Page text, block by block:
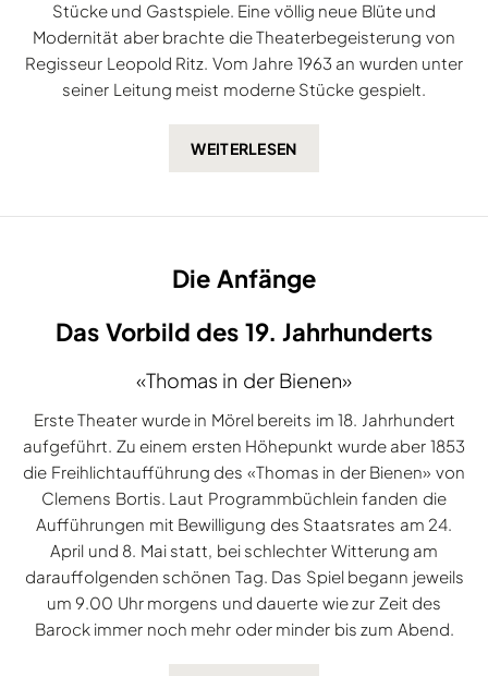
Stücke und Gastspiele. Eine völlig neue Blüte und
Modernität aber brachte die Theaterbegeisterung von
Regisseur Leopold Ritz. Vom Jahre 1963 an wurden unter
seiner Leitung meist moderne Stücke gespielt.
Die Anfänge
Das Vorbild des 19. Jahrhunderts
«Thomas in der Bienen»
Erste Theater wurde in Mörel bereits im 18. Jahrhundert
aufgeführt. Zu einem ersten Höhepunkt wurde aber 1853
die Freihlichtaufführung des «Thomas in der Bienen» von
Clemens Bortis. Laut Programmbüchlein fanden die
Aufführungen mit Bewilligung des Staatsrates am 24.
April und 8. Mai statt, bei schlechter Witterung am
darauffolgenden schönen Tag. Das Spiel begann jeweils
um 9.00 Uhr morgens und dauerte wie zur Zeit des
Barock immer noch mehr oder minder bis zum Abend.